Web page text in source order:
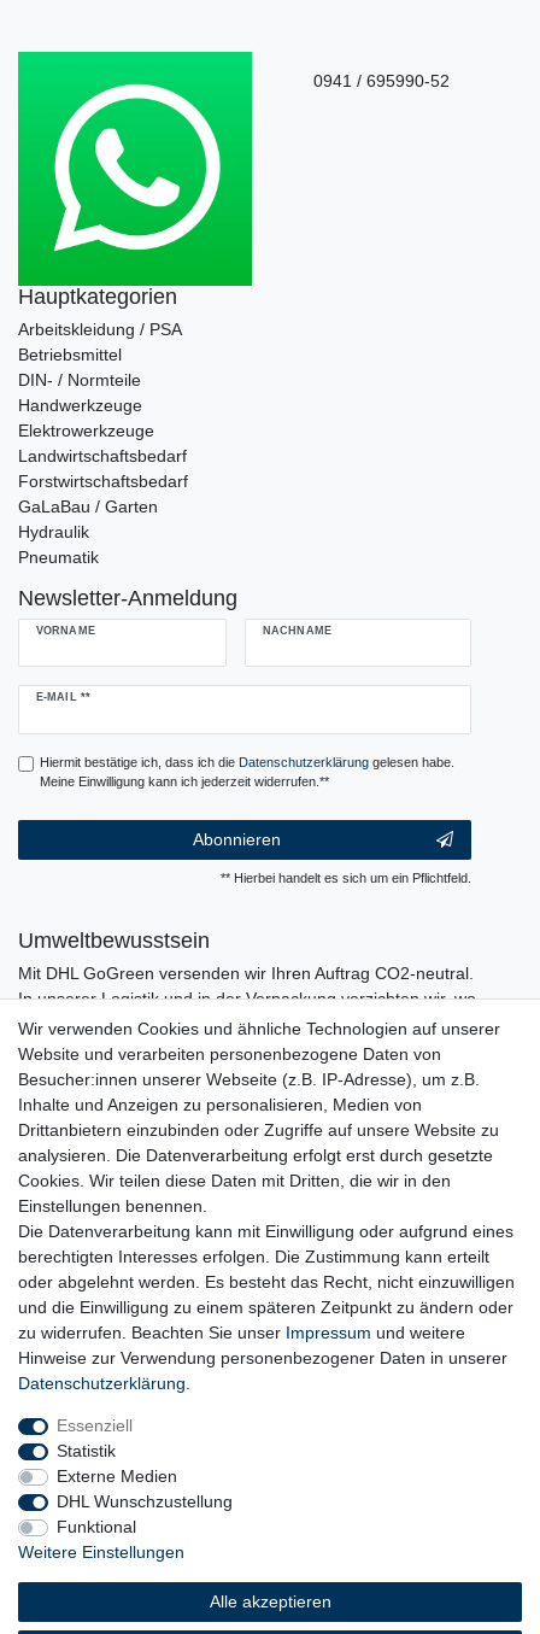
0941 / 695990-52
Hauptkategorien
Arbeitskleidung / PSA
Betriebsmittel
DIN- / Normteile
Handwerkzeuge
Elektrowerkzeuge
Landwirtschaftsbedarf
Forstwirtschaftsbedarf
GaLaBau / Garten
Hydraulik
Pneumatik
Newsletter-Anmeldung
VORNAME NACHNAME
E-MAIL **
Newsletter
Hiermit bestätige ich, dass ich die Daten­schutz­erklärunggelesen habe.
Meine Einwilligung kann ich jederzeit widerrufen.**
Abonnieren
** Hierbei handelt es sich um ein Pflichtfeld.
Umweltbewusstsein
Mit DHL GoGreen versenden wir Ihren Auftrag CO2-neutral.
In unserer Logistik und in der Verpackung verzichten wir, wo
immer es möglich ist, auf den Einsatz von Kunststoffen und
Plastik.
Widerrufs­recht
Wir verwenden Cookies und ähnliche Technologien auf unserer
Website und verarbeiten personenbezogene Daten von
Besucher:innen unserer Webseite (z.B. IP-Adresse), um z.B.
Inhalte und Anzeigen zu personalisieren, Medien von
Drittanbietern einzubinden oder Zugriffe auf unsere Website zu
analysieren. Die Datenverarbeitung erfolgt erst durch gesetzte
Cookies. Wir teilen diese Daten mit Dritten, die wir in den
Einstellungen benennen.
Die Datenverarbeitung kann mit Einwilligung oder aufgrund eines
berechtigten Interesses erfolgen. Die Zustimmung kann erteilt
oder abgelehnt werden. Es besteht das Recht, nicht einzuwilligen
und die Einwilligung zu einem späteren Zeitpunkt zu ändern oder
zu widerrufen. Beachten Sie unser Impressum und weitere
Hinweise zur Verwendung personenbezogener Daten in unserer
Daten­schutz­erklärung
Essenziell
Statistik
Externe Medien
DHL Wunschzustellung
Funktional
Weitere Einstellungen
Alle akzeptieren